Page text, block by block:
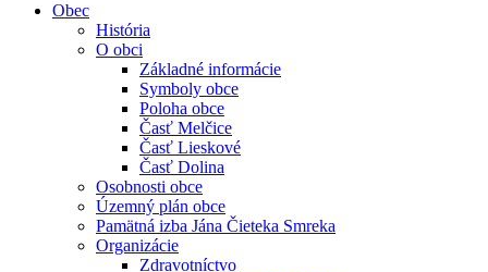
Obec
História
O obci
Základné informácie
Symboly obce
Poloha obce
Časť Melčice
Časť Lieskové
Časť Dolina
Osobnosti obce
Územný plán obce
Pamätná izba Jána Čieteka Smreka
Organizácie
Zdravotníctvo